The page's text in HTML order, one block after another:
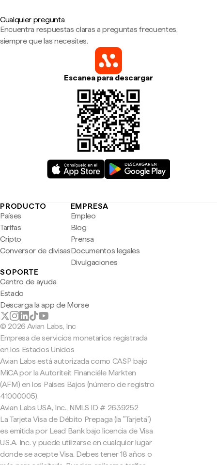
Cualquier pregunta
Encuentra respuestas claras a preguntas frecuentes,
siempre que las necesites.
Escanea para descargar
PRODUCTO
Países
Tarifas
Cripto
Conversor de divisas
EMPRESA
Empleo
Blog
Prensa
Documentos legales
Divulgaciones
SOPORTE
Centro de ayuda
Estado
Descarga la app de Morse
© 2026 Avian Labs, Inc
Empresa de servicios monetarios registrada
en los Estados Unidos
Avian Labs está autorizada como CASP bajo
MiCA por la Autoriteit Financiële Markten
(AFM) en los Países Bajos (número de registro
41000005).
Avian Labs USA, Inc., NMLS ID # 2639252
La Tarjeta Visa de Débito Prepaga (la "Tarjeta")
es emitida por Lead Bank bajo licencia de Visa
U.S.A. Inc. y puede utilizarse en cualquier lugar
donde se acepte Visa. Debes tener 18 años o